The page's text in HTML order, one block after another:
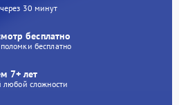
30 минут
бесплатно
бесплатно
7+ лет
любой сложности